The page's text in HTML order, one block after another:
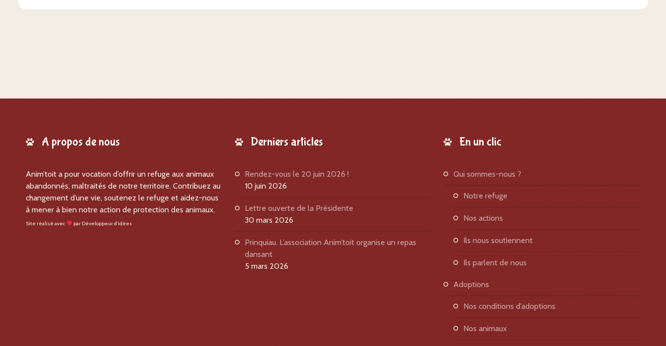
A propos de nous
Anim’toit a pour vocation d’offrir un refuge aux animaux
abandonnés, maltraités de notre territoire. Contribuez au
changement d’une vie, soutenez le refuge et aidez-nous
à mener à bien notre action de protection des animaux.
Site réalisé avec par Développeur d'idées
Derniers articles
Rendez-vous le 20 juin 2026 !
10 juin 2026
Lettre ouverte de la Présidente
30 mars 2026
Prinquiau. L’association Anim’toit organise un repas
dansant
5 mars 2026
En un clic
qui sommes-nous ?
notre refuge
nos actions
ils nous soutiennent
ils parlent de nous
adoptions
nos conditions d’adoptions
nos animaux